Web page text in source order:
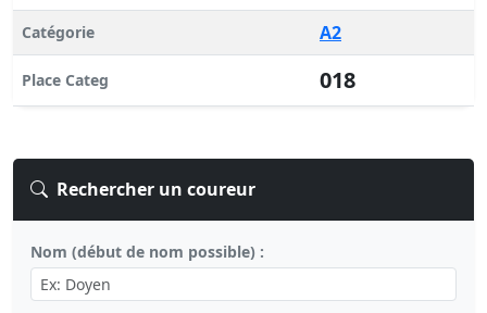
Catégorie A2
Place Categ 018
Rechercher un coureur
Nom (début de nom possible) :